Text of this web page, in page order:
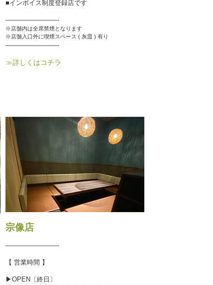
■インボイス制度登録店です
————————-
※店舗内は全席禁煙となります
※店舗入口外に喫煙スペース ( 灰皿 ) 有り
————————-
≫詳しくはコチラ
宗像店
————————-
【 営業時間 】
▶︎OPEN〔終日〕